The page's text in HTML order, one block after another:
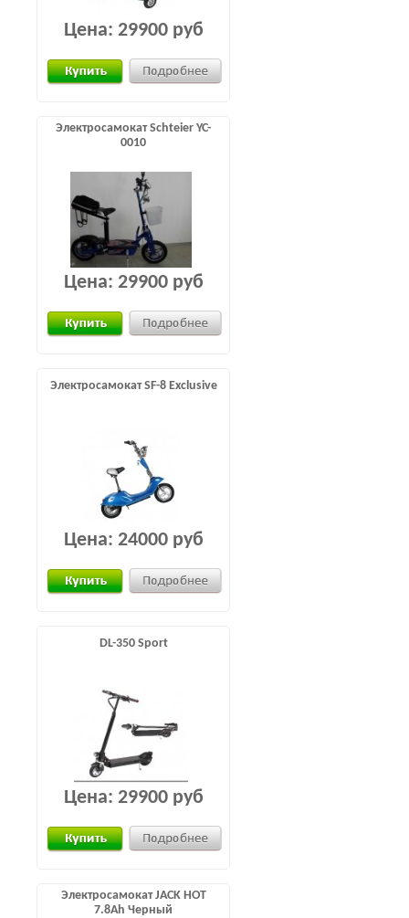
Цена: 29900 руб
Электросамокат Schteier YC-
0010
Цена: 29900 руб
Электросамокат SF-8 Exclusive
Цена: 24000 руб
DL-350 Sport
Цена: 29900 руб
Электросамокат JACK HOT
7.8Ah Черный